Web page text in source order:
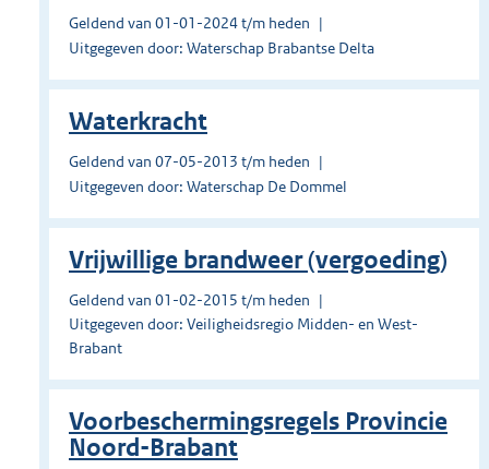
Geldend van 01-01-2024 t/m heden
Uitgegeven door: Waterschap Brabantse Delta
Waterkracht
Geldend van 07-05-2013 t/m heden
Uitgegeven door: Waterschap De Dommel
Vrijwillige brandweer (vergoeding)
Geldend van 01-02-2015 t/m heden
Uitgegeven door: Veiligheidsregio Midden- en West-
Brabant
Voorbeschermingsregels Provincie
Noord-Brabant